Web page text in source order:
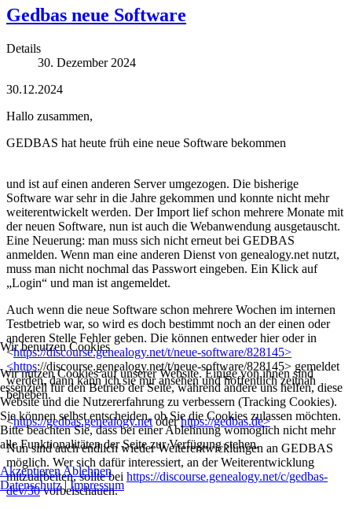
Gedbas neue Software
Details
30. Dezember 2024
30.12.2024
Hallo zusammen,
GEDBAS hat heute früh eine neue Software bekommen
und ist auf einen anderen Server umgezogen. Die bisherige
Software war sehr in die Jahre gekommen und konnte nicht mehr
weiterentwickelt werden. Der Import lief schon mehrere Monate mit
der neuen Software, nun ist auch die Webanwendung ausgetauscht.
Eine Neuerung: man muss sich nicht erneut bei GEDBAS
anmelden. Wenn man eine anderen Dienst von genealogy.net nutzt,
muss man nicht nochmal das Passwort eingeben. Ein Klick auf
„Login“ und man ist angemeldet.
Auch wenn die neue Software schon mehrere Wochen im internen
Testbetrieb war, so wird es doch bestimmt noch an der einen oder
anderen Stelle Fehler geben. Die können entweder hier oder in
<https://discourse.genealogy.net/t/neue-software/828145>
<https://discourse.genealogy.net/t/neue-software/828145> gemeldet
werden, dann kann ich sie mir ansehen und hoffentlich zeitnah
beheben.
<https://gedbas.genealogy.netoderhttps://gedbas.de>
Nun sind auch endlich wieder Weiterentwicklungen an GEDBAS
möglich. Wer sich dafür interessiert, an der Weiterentwicklung
mitzuarbeiten, sollte bei https://discourse.genealogy.net/c/gedbas-
dev/30vorbeischauen.
Wir benutzen Cookies
Wir nutzen Cookies auf unserer Website. Einige von ihnen sind
essenziell für den Betrieb der Seite, während andere uns helfen, diese
Website und die Nutzererfahrung zu verbessern (Tracking Cookies).
Sie können selbst entscheiden, ob Sie die Cookies zulassen möchten.
Bitte beachten Sie, dass bei einer Ablehnung womöglich nicht mehr
alle Funktionalitäten der Seite zur Verfügung stehen.
Akzeptieren Ablehnen
Datenschutz|Impressum